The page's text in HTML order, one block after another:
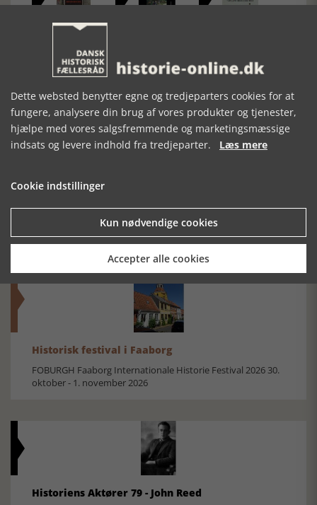
RØD TERROR
KOLDE KRIG
Mosefolket
Silkeborg Hovedgården
Historisk festival i Faaborg
FOBURGH Faaborg Internationale Historie Festival 2026 30.
oktober - 1. november 2026
Historiens Aktører 79 - John Reed
Dette websted benytter egne og tredjeparters cookies for at
fungere, analysere din brug af vores produkter og tjenester,
hjælpe med vores salgsfremmende og marketingsmæssige
indsats og levere indhold fra tredjeparter. Læs mere
Cookie indstillinger
Kun nødvendige cookies
Accepter alle cookies